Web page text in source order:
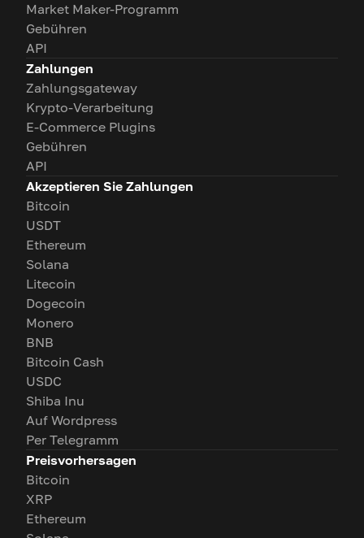
Market Maker-Programm
Gebühren
API
Zahlungen
Zahlungsgateway
Krypto-Verarbeitung
E-Commerce Plugins
Gebühren
API
Akzeptieren Sie Zahlungen
Bitcoin
USDT
Ethereum
Solana
Litecoin
Dogecoin
Monero
BNB
Bitcoin Cash
USDC
Shiba Inu
Auf Wordpress
Per Telegramm
Preisvorhersagen
Bitcoin
XRP
Ethereum